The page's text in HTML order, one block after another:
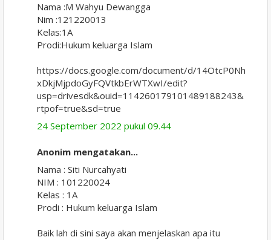
Nama :M Wahyu Dewangga
Nim :121220013
Kelas:1A
Prodi:Hukum keluarga Islam
https://docs.google.com/document/d/14OtcP0Nh
xDkjMjpdoGyFQVtkbErWTXwI/edit?
usp=drivesdk&ouid=114260179101489188243&
rtpof=true&sd=true
24 September 2022 pukul 09.44
Anonim mengatakan...
Nama : Siti Nurcahyati
NIM : 101220024
Kelas : 1A
Prodi : Hukum keluarga Islam
Baik lah di sini saya akan menjelaskan apa itu